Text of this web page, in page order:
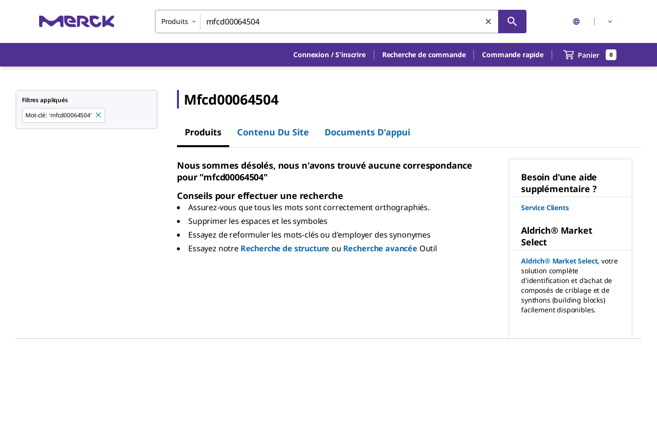
Produits
Connexion / S'inscrire Recherche de commande Commande rapide Panier 0
Filtres appliqués
Mot-clé: 'mfcd00064504'
Mfcd00064504
Produits Contenu Du Site Documents D'appui
Nous sommes désolés, nous n'avons trouvé aucune correspondance
pour "mfcd00064504"
Conseils pour effectuer une recherche
Assurez-vous que tous les mots sont correctement orthographiés.
Supprimer les espaces et les symboles
Essayez de reformuler les mots-clés ou d'employer des synonymes
Essayez notre Recherche de structure ou Recherche avancée Outil
Besoin d'une aide
supplémentaire ?
Service Clients
Aldrich® Market
Select
Aldrich® Market Select, votre
solution complète
d'identification et d'achat de
composés de criblage et de
synthons (building blocks)
facilement disponibles.